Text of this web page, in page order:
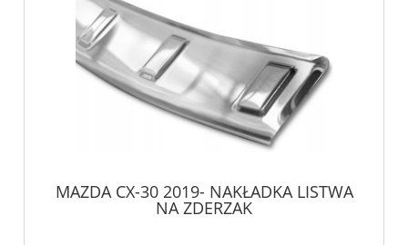
MAZDA CX-30 2019- NAKŁADKA LISTWA
NA ZDERZAK